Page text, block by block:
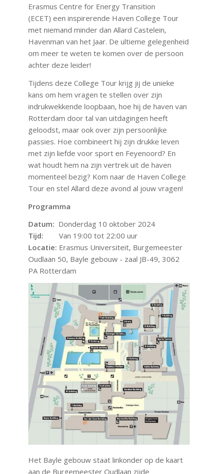
Erasmus Centre for Energy Transition
(ECET) een inspirerende Haven College Tour
met niemand minder dan Allard Castelein,
Havenman van het Jaar. De ultieme gelegenheid
om meer te weten te komen over de persoon
achter deze leider!
Tijdens deze College Tour krijg jij de unieke
kans om hem vragen te stellen over zijn
indrukwekkende loopbaan, hoe hij de haven van
Rotterdam door tal van uitdagingen heeft
geloodst, maar ook over zijn persoonlijke
passies. Hoe combineert hij zijn drukke leven
met zijn liefde voor sport en Feyenoord? En
wat houdt hem na zijn vertrek uit de haven
momenteel bezig? Kom naar de Haven College
Tour en stel Allard deze avond al jouw vragen!
Programma
Datum: Donderdag 10 oktober 2024
Tijd: Van 19:00 tot 22:00 uur
Locatie: Erasmus Universiteit, Burgemeester
Oudlaan 50, Bayle gebouw - zaal JB-49, 3062
PA Rotterdam
Het Bayle gebouw staat linkonder op de kaart
aan de Burgemeester Oudlaan zijde